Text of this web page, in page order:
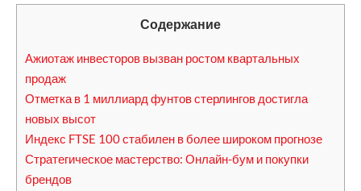
Содержание
Ажиотаж инвесторов вызван ростом квартальных
продаж
Отметка в 1 миллиард фунтов стерлингов достигла
новых высот
Индекс FTSE 100 стабилен в более широком прогнозе
Стратегическое мастерство: Онлайн-бум и покупки
брендов